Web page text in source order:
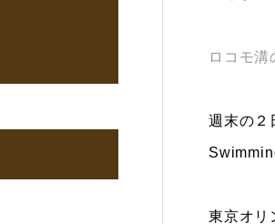
ロコモ溝
週末の２
東京オリ